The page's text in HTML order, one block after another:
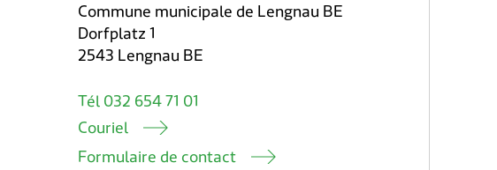
Commune municipale de Lengnau BE
Dorfplatz 1
2543 Lengnau BE
Tél 032 654 71 01
Couriel
Formulaire de contact